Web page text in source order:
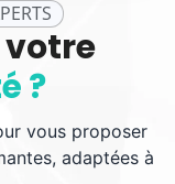
votre
?
vous proposer
adaptées à